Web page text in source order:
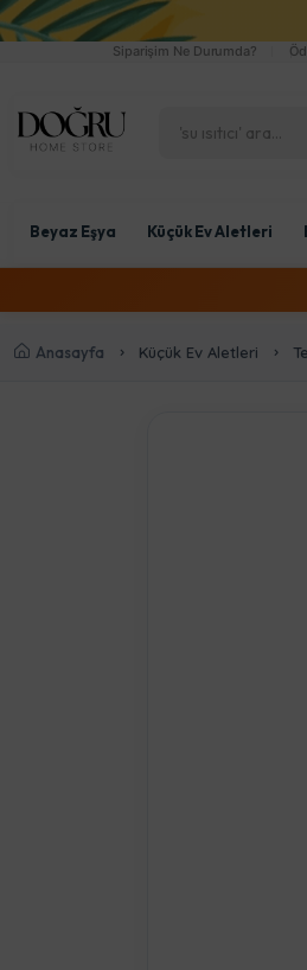
Siparişim Ne Durumda?
Beyaz Eşya Küçük Ev Aletleri
Anasayfa Küçük Ev Aletleri